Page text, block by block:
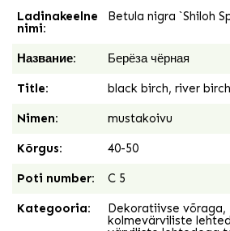
Ladinakeelne
nimi:
Betula nigra `Shiloh
Название: Берёза чёрная
Title: black birch, river birch
Nimen: mustakoivu
Kõrgus: 40-50
Poti number: C 5
Kategooria: Dekoratiivse võraga,
kolmevärviliste